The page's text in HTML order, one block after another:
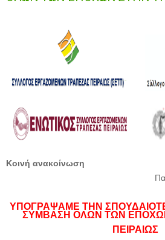
Κοινή ανακοίνωση
ΥΠΟΓΡΑΨΑΜΕ ΤΗN
ΣΥΜΒΑΣΗ ΟΛΩΝ ΤΩΝ
ΠΕΙΡΑΙΩΣ